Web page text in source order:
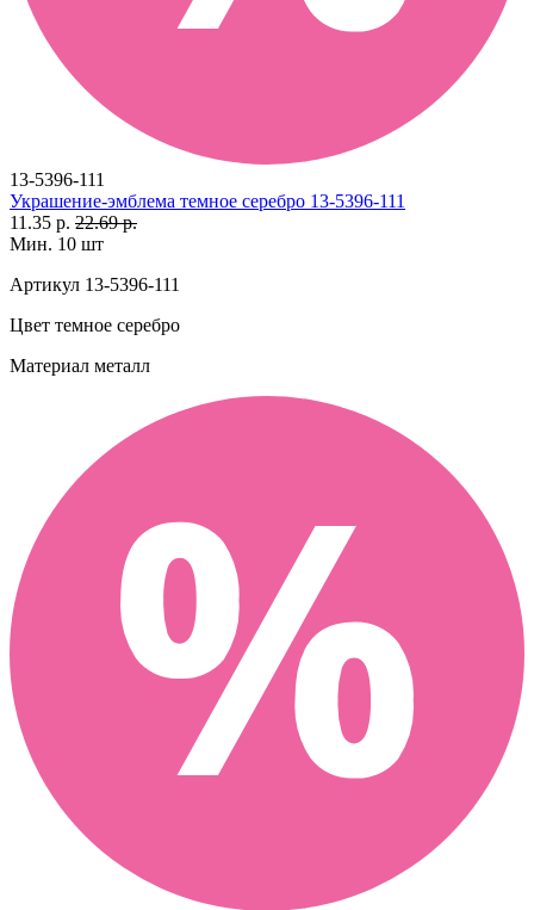
13-5396-111
Украшение-эмблема темное серебро 13-5396-111
11.35 р. 22.69 р.
Мин. 10 шт
Артикул 13-5396-111
Цвет темное серебро
Материал металл